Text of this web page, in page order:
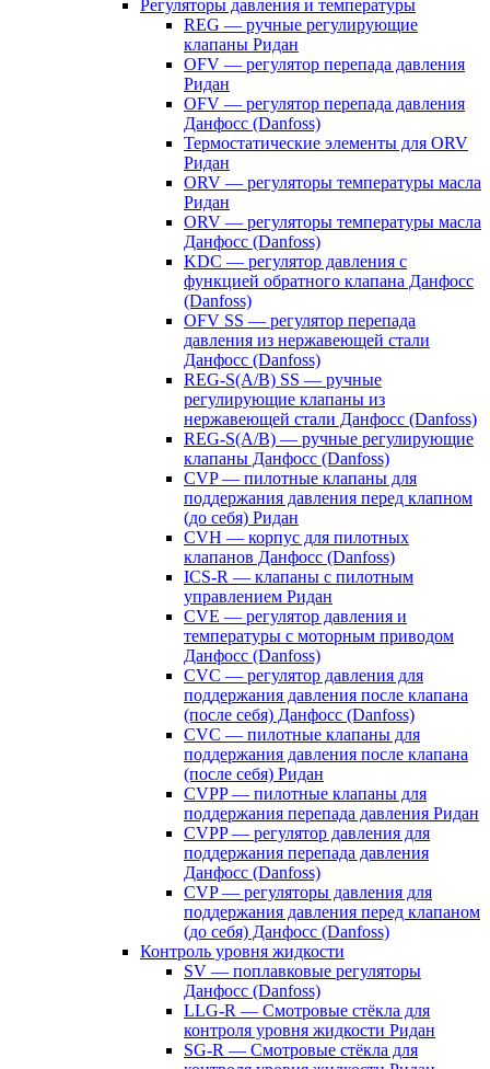
Регуляторы давления и температуры
REG — ручные регулирующие
клапаны Ридан
OFV — регулятор перепада давления
Ридан
OFV — регулятор перепада давления
Данфосс (Danfoss)
Термостатические элементы для ORV
Ридан
ORV — регуляторы температуры масла
Ридан
ORV — регуляторы температуры масла
Данфосс (Danfoss)
KDC — регулятор давления с
функцией обратного клапана Данфосс
(Danfoss)
OFV SS — регулятор перепада
давления из нержавеющей стали
Данфосс (Danfoss)
REG-S(A/B) SS — ручные
регулирующие клапаны из
нержавеющей стали Данфосс (Danfoss)
REG-S(A/B) — ручные регулирующие
клапаны Данфосс (Danfoss)
CVP — пилотные клапаны для
поддержания давления перед клапном
(до себя) Ридан
CVH — корпус для пилотных
клапанов Данфосс (Danfoss)
ICS-R — клапаны с пилотным
управлением Ридан
CVE — регулятор давления и
температуры с моторным приводом
Данфосс (Danfoss)
CVС — регулятор давления для
поддержания давления после клапана
(после себя) Данфосс (Danfoss)
CVС — пилотные клапаны для
поддержания давления после клапана
(после себя) Ридан
CVPP — пилотные клапаны для
поддержания перепада давления Ридан
CVPP — регулятор давления для
поддержания перепада давления
Данфосс (Danfoss)
CVP — регуляторы давления для
поддержания давления перед клапаном
(до себя) Данфосс (Danfoss)
Контроль уровня жидкости
SV — поплавковые регуляторы
Данфосс (Danfoss)
LLG-R — Смотровые стёкла для
контроля уровня жидкости Ридан
SG-R — Смотровые стёкла для